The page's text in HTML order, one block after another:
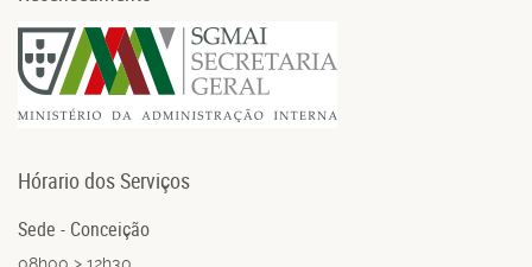
Hórario dos Serviços
Sede - Conceição